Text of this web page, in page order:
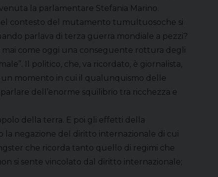
la parlamentare Stefania Marino.
contesto del mutamento tumultuosoche si
parlava di terza guerra mondiale a pezzi?
mai come oggi una conseguente rottura degli
Il politico, che, va ricordato, è giornalista,
un momento in cui il qualunquismo delle
dell’enorme squilibrio tra ricchezza e
della terra. E poi gli effetti della
negazione del diritto internazionale di cui
che ricorda tanto quello di regimi che
si sente vincolato dal diritto internazionale;